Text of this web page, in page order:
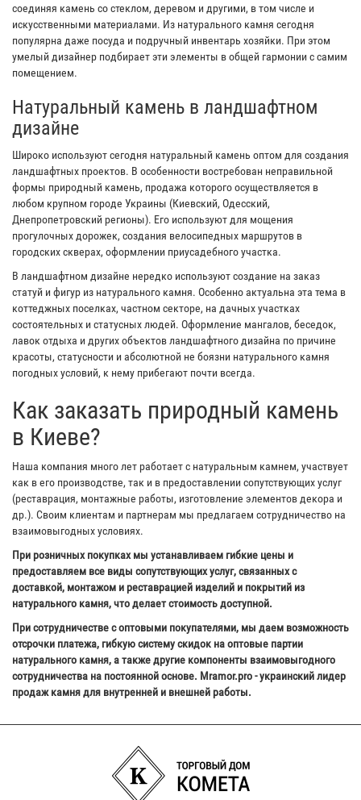
соединяя камень со стеклом, деревом и другими, в том числе и
искусственными материалами. Из натурального камня сегодня
популярна даже посуда и подручный инвентарь хозяйки. При этом
умелый дизайнер подбирает эти элементы в общей гармонии с самим
помещением.
Натуральный камень в ландшафтном
дизайне
Широко используют сегодня натуральный камень оптом для создания
ландшафтных проектов. В особенности востребован неправильной
формы природный камень, продажа которого осуществляется в
любом крупном городе Украины (Киевский, Одесский,
Днепропетровский регионы). Его используют для мощения
прогулочных дорожек, создания велосипедных маршрутов в
городских скверах, оформлении приусадебного участка.
В ландшафтном дизайне нередко используют создание на заказ
статуй и фигур из натурального камня. Особенно актуальна эта тема в
коттеджных поселках, частном секторе, на дачных участках
состоятельных и статусных людей. Оформление мангалов, беседок,
лавок отдыха и других объектов ландшафтного дизайна по причине
красоты, статусности и абсолютной не боязни натурального камня
погодных условий, к нему прибегают почти всегда.
Как заказать природный камень
в Киеве?
Наша компания много лет работает с натуральным камнем, участвует
как в его производстве, так и в предоставлении сопутствующих услуг
(реставрация, монтажные работы, изготовление элементов декора и
др.). Своим клиентам и партнерам мы предлагаем сотрудничество на
взаимовыгодных условиях.
При розничных покупках мы устанавливаем гибкие цены и
предоставляем все виды сопутствующих услуг, связанных с
доставкой, монтажом и реставрацией изделий и покрытий из
натурального камня, что делает стоимость доступной.
При сотрудничестве с оптовыми покупателями, мы даем возможность
отсрочки платежа, гибкую систему скидок на оптовые партии
натурального камня, а также другие компоненты взаимовыгодного
сотрудничества на постоянной основе. Mramor.pro - украинский лидер
продаж камня для внутренней и внешней работы.